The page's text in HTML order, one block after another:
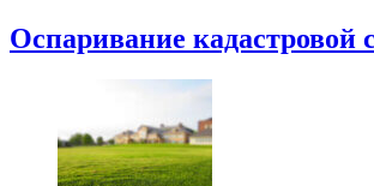
Оспаривание кадастровой